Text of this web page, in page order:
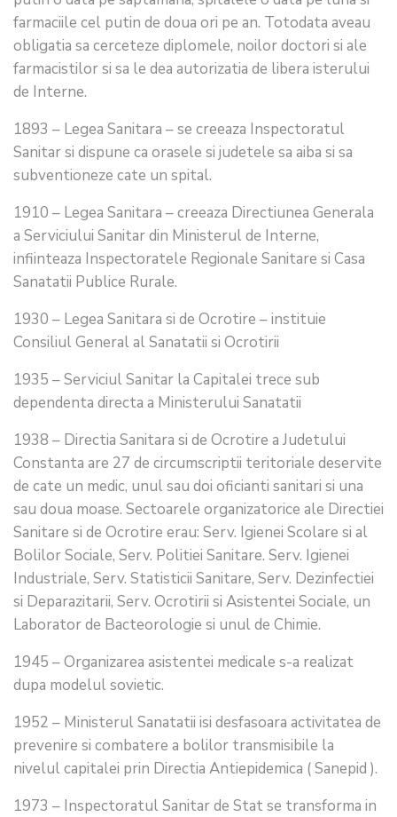
farmaciile cel putin de doua ori pe an. Totodata aveau
obligatia sa cerceteze diplomele, noilor doctori si ale
farmacistilor si sa le dea autorizatia de libera isterului
de Interne.
1893 – Legea Sanitara – se creeaza Inspectoratul
Sanitar si dispune ca orasele si judetele sa aiba si sa
subventioneze cate un spital.
1910 – Legea Sanitara – creeaza Directiunea Generala
a Serviciului Sanitar din Ministerul de Interne,
infiinteaza Inspectoratele Regionale Sanitare si Casa
Sanatatii Publice Rurale.
1930 – Legea Sanitara si de Ocrotire – instituie
Consiliul General al Sanatatii si Ocrotirii
1935 – Serviciul Sanitar la Capitalei trece sub
dependenta directa a Ministerului Sanatatii
1938 – Directia Sanitara si de Ocrotire a Judetului
Constanta are 27 de circumscriptii teritoriale deservite
de cate un medic, unul sau doi oficianti sanitari si una
sau doua moase. Sectoarele organizatorice ale Directiei
Sanitare si de Ocrotire erau: Serv. Igienei Scolare si al
Bolilor Sociale, Serv. Politiei Sanitare. Serv. Igienei
Industriale, Serv. Statisticii Sanitare, Serv. Dezinfectiei
si Deparazitarii, Serv. Ocrotirii si Asistentei Sociale, un
Laborator de Bacteorologie si unul de Chimie.
1945 – Organizarea asistentei medicale s-a realizat
dupa modelul sovietic.
1952 – Ministerul Sanatatii isi desfasoara activitatea de
prevenire si combatere a bolilor transmisibile la
nivelul capitalei prin Directia Antiepidemica ( Sanepid ).
1973 – Inspectoratul Sanitar de Stat se transforma in